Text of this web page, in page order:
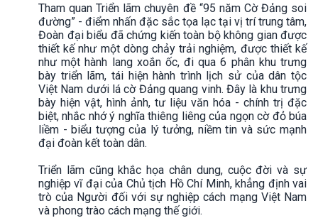
Tham quan Triển lãm chuyên đề “95 năm Cờ Đảng soi
đường” - điểm nhấn đặc sắc tọa lạc tại vị trí trung tâm,
Đoàn đại biểu đã chứng kiến toàn bộ không gian được
thiết kế như một dòng chảy trải nghiệm, được thiết kế
như một hành lang xoắn ốc, đi qua 6 phân khu trưng
bày triển lãm, tái hiện hành trình lịch sử của dân tộc
Việt Nam dưới lá cờ Đảng quang vinh. Đây là khu trưng
bày hiện vật, hình ảnh, tư liệu văn hóa - chính trị đặc
biệt, nhắc nhớ ý nghĩa thiêng liêng của ngọn cờ đỏ búa
liềm - biểu tượng của lý tưởng, niềm tin và sức mạnh
đại đoàn kết toàn dân.
Triển lãm cũng khắc họa chân dung, cuộc đời và sự
nghiệp vĩ đại của Chủ tịch Hồ Chí Minh, khẳng định vai
trò của Người đối với sự nghiệp cách mạng Việt Nam
và phong trào cách mạng thế giới.